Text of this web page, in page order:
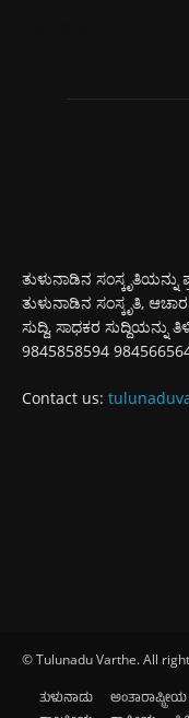
ತುಳುನಾಡಿನ ಸಂಸ್ಕೃತಿಯನ್ನು
ತುಳುನಾಡಿನ ಸಂಸ್ಕೃತಿ,
ಸುದ್ದಿ, ಸಾಧಕರ ಸುದ್ದಿಯನ್ನು
9845858594
Contact us:
© Tulunadu Varthe. All
ತುಳುನಾಡು ಅಂತಾರಾಷ್ಟ್ರೀಯ